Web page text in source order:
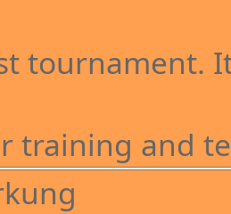
tournament.
training and